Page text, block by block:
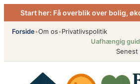
Spring
til
indhold
Start her: Få overblik over bolig,
Forside•Om os•Privatlivspolitik
Uafhængig